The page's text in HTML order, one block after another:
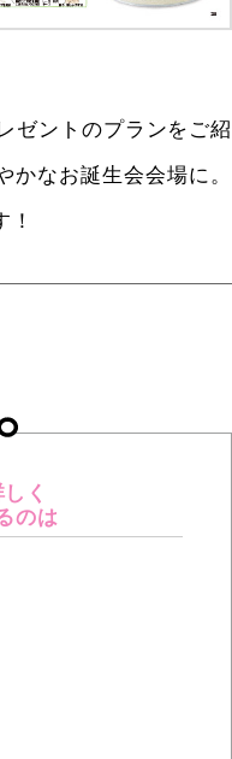
ゼントのプランをご紹
なお誕生会会場に。
く
のは